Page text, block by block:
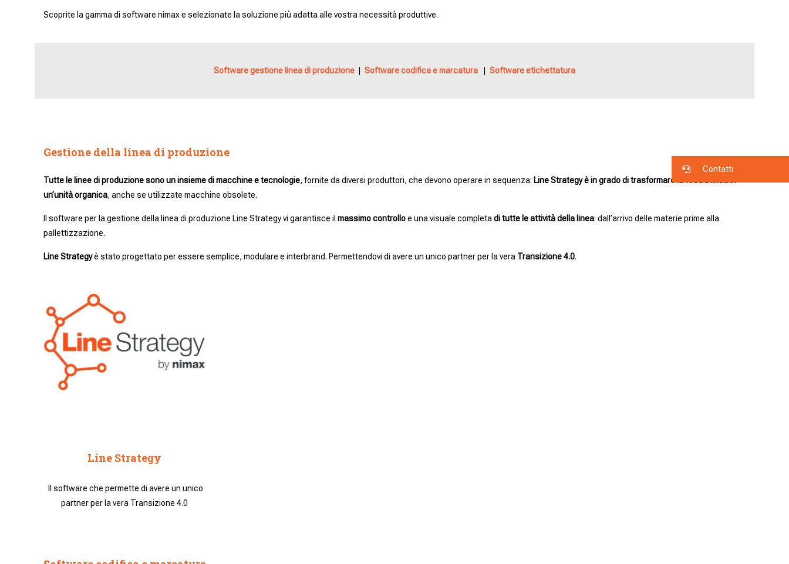
Scoprite la gamma di software nimax e selezionate la soluzione più adatta alle vostra necessità produttive.
Software gestione linea di produzione| Software codifica e marcatura| Software etichettatura
Gestione della linea di produzione
Tutte le linee di produzione sono un insieme di macchine e tecnologie, fornite da diversi produttori, che devono operare in sequenza: Line Strategy è in grado di trasformare la vostra linea in
un’unità organica, anche se utilizzate macchine obsolete.
Il software per la gestione della linea di produzione Line Strategy vi garantisce ilmassimo controlloe una visuale completadi tutte le attività della linea: dall’arrivo delle materie prime alla
pallettizzazione.
Line Strategyè stato progettato per essere semplice, modulare e interbrand. Permettendovi di avere un unico partner per la vera Transizione 4.0.
Line Strategy
Il software che permette di avere un unico
partner per la vera Transizione 4.0
Contatti